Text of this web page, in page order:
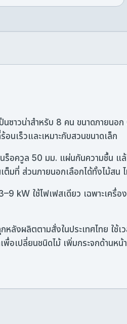
าวน่าสำหรับ 8 คน ขนาดภายน
เร็วและเหมาะกับสวนขนาดเล็ก
นร็อควูล 50 มม. แผ่นกันความชื้น
ต็มที่ ส่วนภายนอกเลือกได้ทั้งไม้สน
kW ใช้ไฟเฟสเดียว เฉพาะเครื่
ผลิตตามสั่งในประเทศไทย ใช้เ
ปลี่ยนชนิดไม้ เพิ่มกระจกด้านหน้